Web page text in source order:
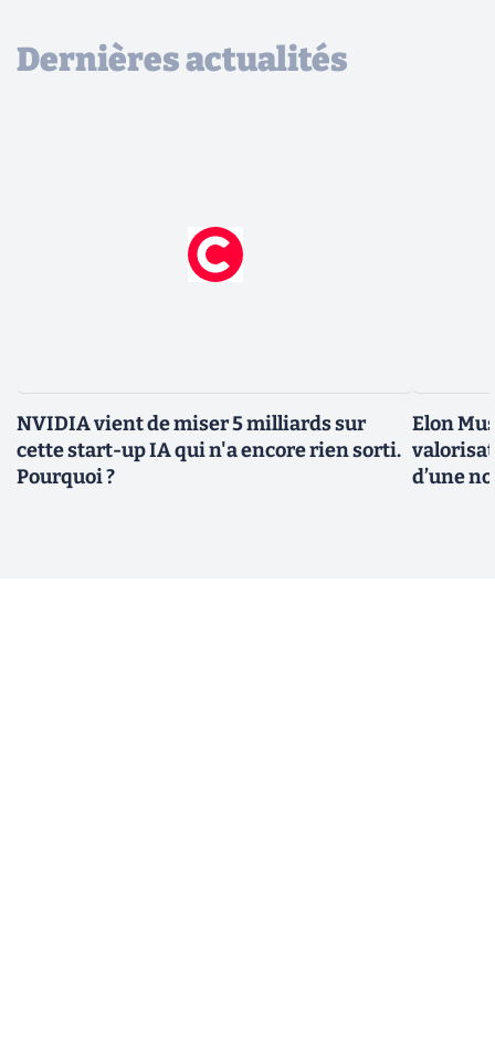
Dernières actualités
NVIDIA vient de miser 5 milliards sur
cette start-up IA qui n'a encore rien sorti.
Pourquoi ?
Elon
d’une